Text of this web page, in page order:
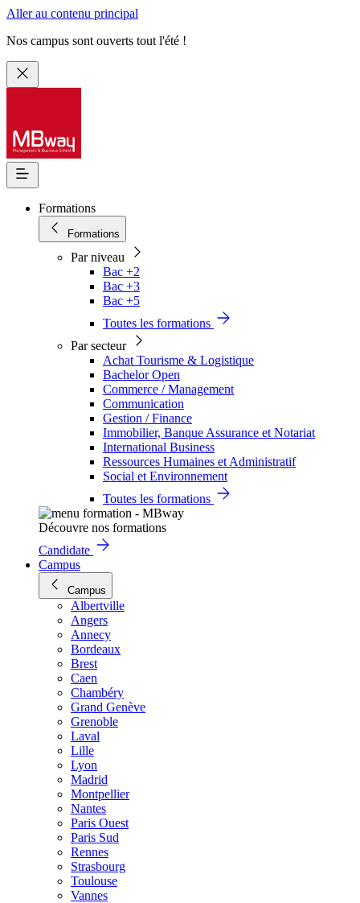
Aller au contenu principal
Nos campus sont ouverts tout l'été !
Formations
Formations
Par niveau
Bac +2
Bac +3
Bac +5
Toutes les formations
Par secteur
Achat Tourisme & Logistique
Bachelor Open
Commerce / Management
Communication
Gestion / Finance
Immobilier, Banque Assurance et Notariat
International Business
Ressources Humaines et Administratif
Social et Environnement
Toutes les formations
Découvre nos formations
Candidate
Campus
Campus
Albertville
Angers
Annecy
Bordeaux
Brest
Caen
Chambéry
Grand Genève
Grenoble
Laval
Lille
Lyon
Madrid
Montpellier
Nantes
Paris Ouest
Paris Sud
Rennes
Strasbourg
Toulouse
Vannes